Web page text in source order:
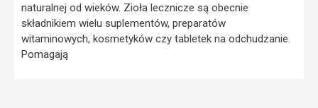
naturalnej od wieków. Zioła lecznicze są obecnie
składnikiem wielu suplementów, preparatów
witaminowych, kosmetyków czy tabletek na odchudzanie.
Pomagają